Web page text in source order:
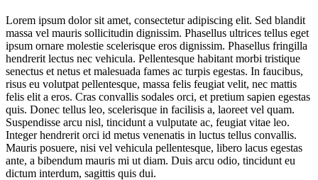
Lorem ipsum dolor sit amet, consectetur adipiscing elit. Sed blandit
massa vel mauris sollicitudin dignissim. Phasellus ultrices tellus eget
ipsum ornare molestie scelerisque eros dignissim. Phasellus fringilla
hendrerit lectus nec vehicula. Pellentesque habitant morbi tristique
senectus et netus et malesuada fames ac turpis egestas. In faucibus,
risus eu volutpat pellentesque, massa felis feugiat velit, nec mattis
felis elit a eros. Cras convallis sodales orci, et pretium sapien egestas
quis. Donec tellus leo, scelerisque in facilisis a, laoreet vel quam.
Suspendisse arcu nisl, tincidunt a vulputate ac, feugiat vitae leo.
Integer hendrerit orci id metus venenatis in luctus tellus convallis.
Mauris posuere, nisi vel vehicula pellentesque, libero lacus egestas
ante, a bibendum mauris mi ut diam. Duis arcu odio, tincidunt eu
dictum interdum, sagittis quis dui.